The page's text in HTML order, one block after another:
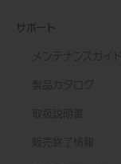
サポート
メンテナンスガイド
製品カタログ
取扱説明書
販売終了情報